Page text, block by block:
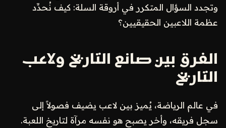
وتجدد السؤال المتكرر في أروقة السلة: كيف نُحدِّد
عظمة اللاعبين الحقيقيين؟
الفرق بين صانع التاريخ ولاعب
التاريخ
في عالم الرياضة، يُميز بين لاعب يضيف فصولاً إلى
سجل فريقه، وأخر يصبح هو نفسه مرآة لتاريخ اللعبة.